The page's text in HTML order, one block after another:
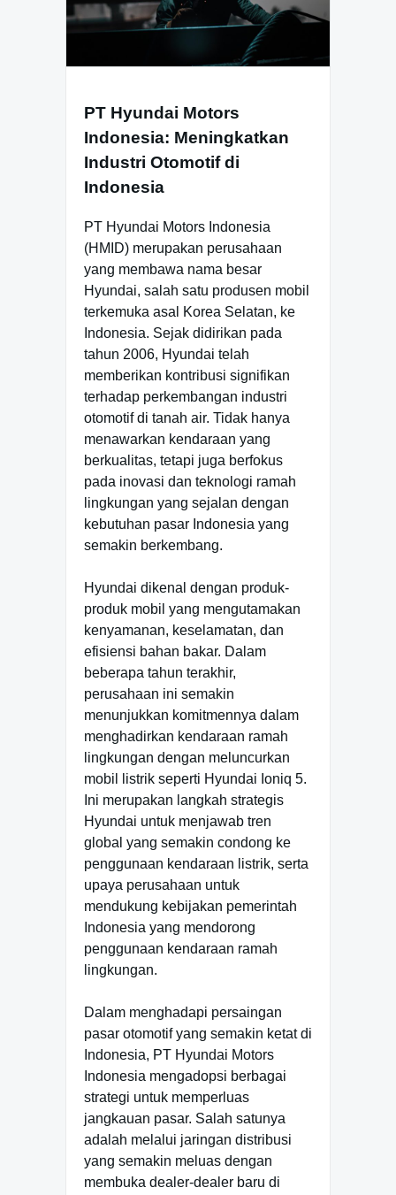
PT Hyundai Motors
Indonesia: Meningkatkan
Industri Otomotif di
Indonesia
PT Hyundai Motors Indonesia
(HMID) merupakan perusahaan
yang membawa nama besar
Hyundai, salah satu produsen mobil
terkemuka asal Korea Selatan, ke
Indonesia. Sejak didirikan pada
tahun 2006, Hyundai telah
memberikan kontribusi signifikan
terhadap perkembangan industri
otomotif di tanah air. Tidak hanya
menawarkan kendaraan yang
berkualitas, tetapi juga berfokus
pada inovasi dan teknologi ramah
lingkungan yang sejalan dengan
kebutuhan pasar Indonesia yang
semakin berkembang.
Hyundai dikenal dengan produk-
produk mobil yang mengutamakan
kenyamanan, keselamatan, dan
efisiensi bahan bakar. Dalam
beberapa tahun terakhir,
perusahaan ini semakin
menunjukkan komitmennya dalam
menghadirkan kendaraan ramah
lingkungan dengan meluncurkan
mobil listrik seperti Hyundai Ioniq 5.
Ini merupakan langkah strategis
Hyundai untuk menjawab tren
global yang semakin condong ke
penggunaan kendaraan listrik, serta
upaya perusahaan untuk
mendukung kebijakan pemerintah
Indonesia yang mendorong
penggunaan kendaraan ramah
lingkungan.
Dalam menghadapi persaingan
pasar otomotif yang semakin ketat di
Indonesia, PT Hyundai Motors
Indonesia mengadopsi berbagai
strategi untuk memperluas
jangkauan pasar. Salah satunya
adalah melalui jaringan distribusi
yang semakin meluas dengan
membuka dealer-dealer baru di